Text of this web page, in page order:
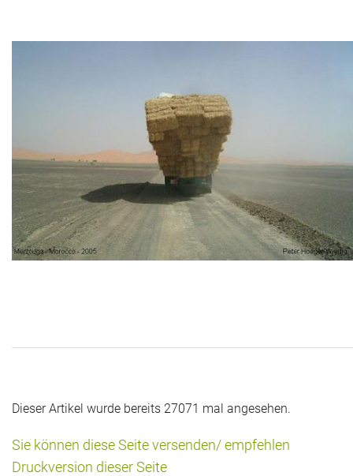
Dieser Artikel wurde bereits 27071 mal angesehen.
Sie können diese Seite versenden/ empfehlen
Druckversion dieser Seite